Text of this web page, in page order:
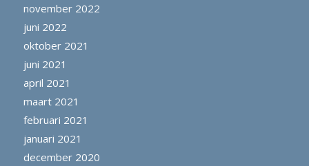
november 2022
juni 2022
oktober 2021
juni 2021
april 2021
maart 2021
februari 2021
januari 2021
december 2020